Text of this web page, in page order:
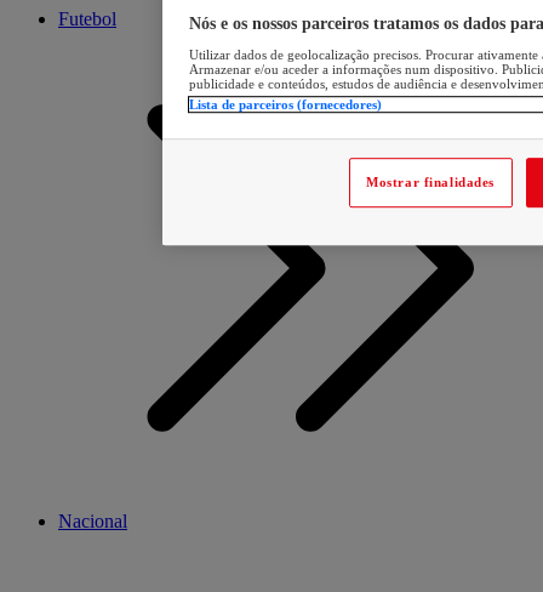
Futebol
Nacional
Nós e os nossos parceiros tratamos os dados
Utilizar dados de geolocalização precisos. Procurar
Armazenar e/ou aceder a informações num dispositivo.
publicidade e conteúdos, estudos de audiência e
Lista de parceiros (fornecedores)
Mostrar finalidades